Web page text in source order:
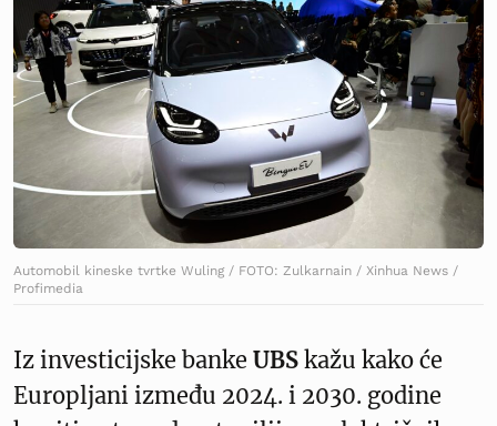
Automobil kineske tvrtke Wuling / FOTO: Zulkarnain / Xinhua News /
Profimedia
Iz investicijske banke UBS kažu kako će
Europljani između 2024. i 2030. godine